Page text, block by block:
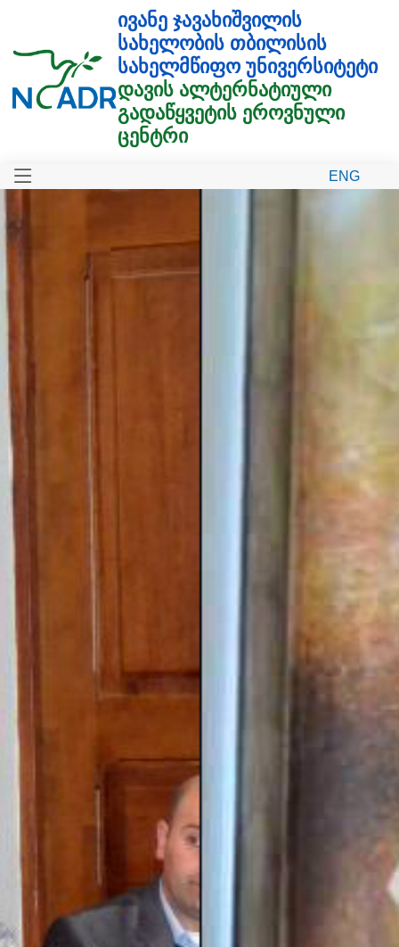
ᲘᲕᲐᲜᲔ ᲯᲐᲕᲐᲮᲘᲨᲕᲘᲚᲘᲡ
ᲡᲐᲮᲔᲚᲝᲑᲘᲡ ᲗᲑᲘᲚᲘᲡᲘᲡ
ᲡᲐᲮᲔᲚᲛᲬᲘᲤᲝ ᲣᲜᲘᲕᲔᲠᲡᲘᲢᲔᲢᲘ
ᲓᲐᲕᲘᲡ ᲐᲚᲢᲔᲠᲜᲐᲢᲘᲣᲚᲘ
ᲒᲐᲓᲐᲬᲧᲕᲔᲢᲘᲡ ᲔᲠᲝᲕᲜᲣᲚᲘ
ᲪᲔᲜᲢᲠᲘ
ENG